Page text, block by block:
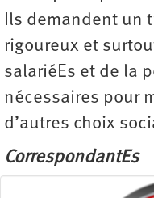
Ils demandent un
rigoureux et
salariéEs et de la
nécessaires pour
d’autres choix
CorrespondantEs